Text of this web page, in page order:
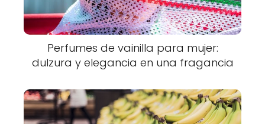
Perfumes de vainilla para mujer:
dulzura y elegancia en una fragancia